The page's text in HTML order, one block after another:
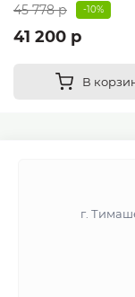
45 778 р -10%
41 200 р
В
г.